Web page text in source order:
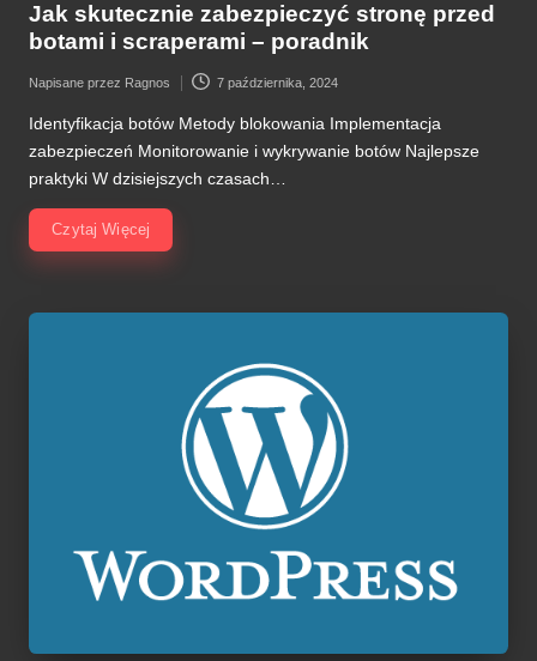
Jak skutecznie zabezpieczyć stronę przed
botami i scraperami – poradnik
Posted
by
Napisane przez Ragnos 7 października, 2024
Identyfikacja botów Metody blokowania Implementacja
zabezpieczeń Monitorowanie i wykrywanie botów Najlepsze
praktyki W dzisiejszych czasach…
Czytaj Więcej